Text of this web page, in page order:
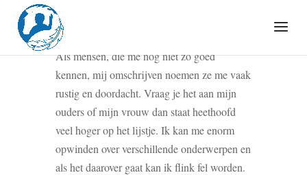
en woede
Als mensen, die me nog niet zo goed
kennen, mij omschrijven noemen ze me vaak
rustig en doordacht. Vraag je het aan mijn
ouders of mijn vrouw dan staat heethoofd
veel hoger op het lijstje. Ik kan me enorm
opwinden over verschillende onderwerpen en
als het daarover gaat kan ik flink fel worden.